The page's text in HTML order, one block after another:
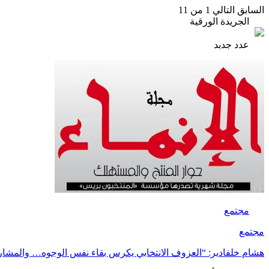
السابق التالي 1 من 11
الجريدة الورقية
عدد جدبد
مجتمع
مجتمع
هشام خلفادير: “العزوف الانتخابي يكرس بقاء نفس الوجوه…